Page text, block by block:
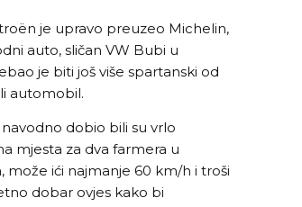
je upravo preuzeo Michelin,
auto, sličan VW Bubi u
je biti još više spartanski od
automobil.
dobio bili su vrlo
mjesta za dva farmera u
može ići najmanje 60 km/h i troši
dobar ovjes kako bi